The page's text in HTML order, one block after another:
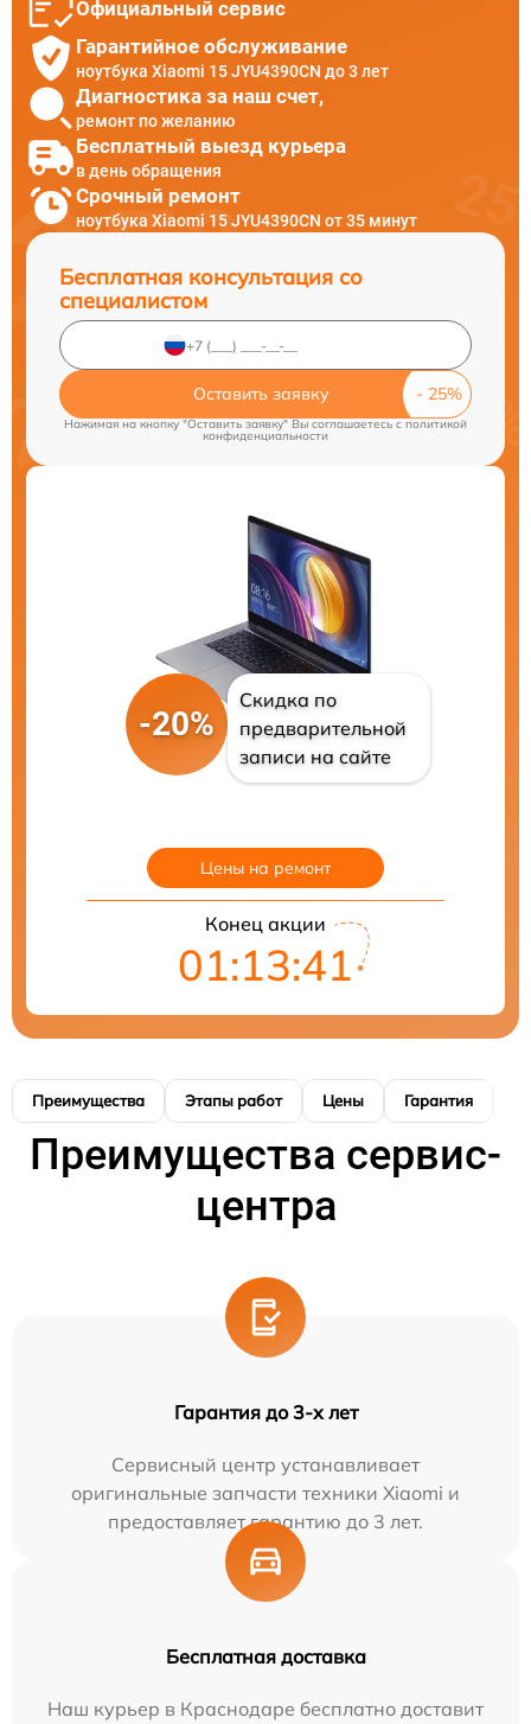
Официальный сервис
Гарантийное обслуживание
ноутбука Xiaomi 15 JYU4390CN до 3 лет
Диагностика за наш счет,
ремонт по желанию
Бесплатный выезд курьера
в день обращения
Срочный ремонт
ноутбука Xiaomi 15 JYU4390CN от 35 минут
Бесплатная консультация со
специалистом
Оставить заявку
Нажимая на кнопку "Оставить заявку" Вы соглашаетесь cполитикой
конфиденциальности
-20%
Скидка по
предварительной
записи на сайте
Цены на ремонт
Конец акции
01:13:39
Преимущества Этапы работ Цены Гарантия
Преимущества сервис-
центра
Гарантия до 3-х лет
Сервисный центр устанавливает
оригинальные запчасти техники Xiaomi и
предоставляет гарантию до 3 лет.
Бесплатная доставка
Наш курьер в Краснодаре бесплатно доставит